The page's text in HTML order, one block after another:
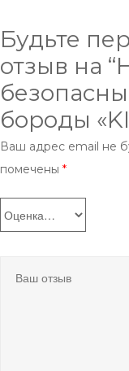
Будьте
отзыв на
бороды
Ваш адрес email не
помечены *